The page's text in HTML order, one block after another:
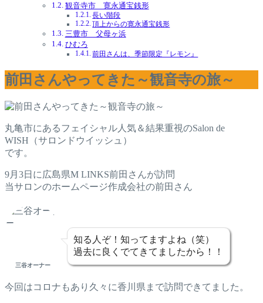
観音寺市 寛永通宝銭形
長い階段
頂上からの寛永通宝銭形
三豊市 父母ヶ浜
ひむろ
前田さんは、季節限定『レモン』
前田さんやってきた～観音寺の旅～
丸亀市にあるフェイシャル人気＆結果重視のSalon de
WISH（サロンドウイッシュ）
です。
9月3日に広島県M LINKS前田さんが訪問
当サロンのホームページ作成会社の前田さん
三谷オーナー
知る人ぞ！知ってますよね（笑）
過去に良くでてきてましたから！！
今回はコロナもあり久々に香川県まで訪問できてました。